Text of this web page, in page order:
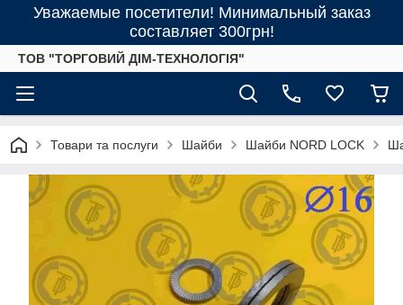
Уважаемые посетители! Минимальный заказ
составляет 300грн!
ТОВ "ТОРГОВИЙ ДІМ-ТЕХНОЛОГІЯ"
Товари та послуги Шайби Шайби NORD LOCK